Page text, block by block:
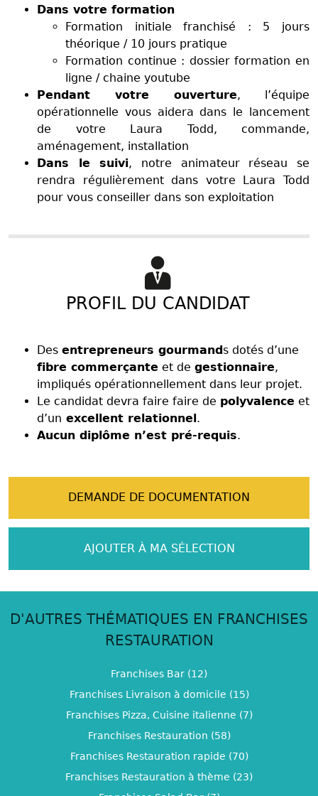
Dans votre formation
Formation initiale franchisé : 5 jours
théorique / 10 jours pratique
Formation continue : dossier formation en
ligne / chaine youtube
Pendant votre ouverture, l’équipe
opérationnelle vous aidera dans le lancement
de votre Laura Todd, commande,
aménagement, installation
Dans le suivi, notre animateur réseau se
rendra régulièrement dans votre Laura Todd
pour vous conseiller dans son exploitation
PROFIL DU CANDIDAT
Des entrepreneurs gourmands dotés d’une
fibre commerçante et de gestionnaire,
impliqués opérationnellement dans leur projet.
Le candidat devra faire faire de polyvalence et
d’un excellent relationnel.
Aucun diplôme n’est pré-requis.
DEMANDE DE DOCUMENTATION
AJOUTER À MA SÉLECTION
D'AUTRES THÉMATIQUES EN FRANCHISES
RESTAURATION
Franchises Bar (12)
Franchises Livraison à domicile (15)
Franchises Pizza, Cuisine italienne (7)
Franchises Restauration (58)
Franchises Restauration rapide (70)
Franchises Restauration à thème (23)